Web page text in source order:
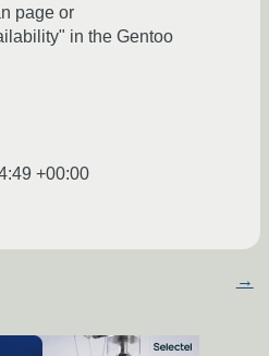
page or
in the Gentoo
+00:00
→